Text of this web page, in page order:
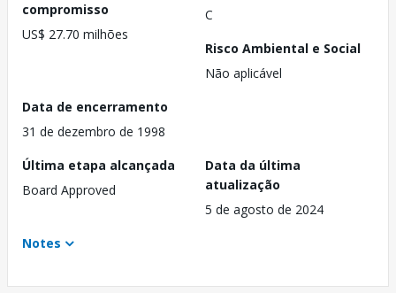
compromisso
US$ 27.70 milhões
C
Risco Ambiental e Social
Não aplicável
Data de encerramento
31 de dezembro de 1998
Última etapa alcançada
Board Approved
Data da última
atualização
5 de agosto de 2024
Notes